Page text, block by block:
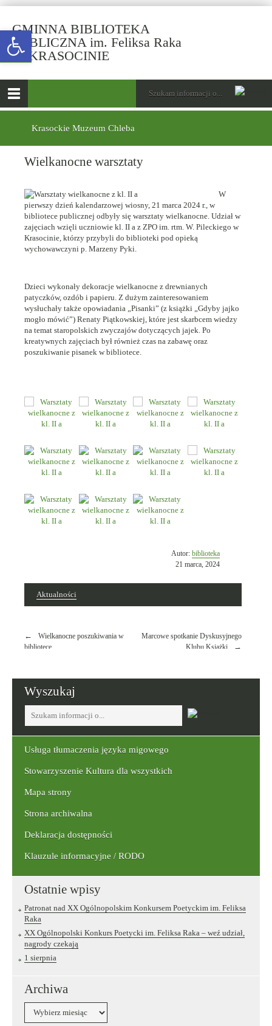
Open toolbar
GMINNA BIBLIOTEKA
PUBLICZNA im. Feliksa Raka
W KRASOCINIE-
warsztaty
górne
Otwórz
menu
wpisz
szukaną
Krasockie Muzeum Chleba
Wielkanocne warsztaty
W
pierwszy dzień kalendarzowej wiosny, 21 marca 2024 r., w
bibliotece publicznej odbyły się warsztaty wielkanocne. Udział w
zajęciach wzięli uczniowie kl. II a z ZPO im. rtm. W. Pileckiego w
Krasocinie, którzy przybyli do biblioteki pod opieką
wychowawczyni p. Marzeny Pyki.
Dzieci wykonały dekoracje wielkanocne z drewnianych
patyczków, ozdób i papieru. Z dużym zainteresowaniem
wysłuchały także opowiadania „Pisanki” (z książki „Gdyby jajko
mogło mówić”) Renaty Piątkowskiej, które jest skarbcem wiedzy
na temat staropolskich zwyczajów dotyczących jajek. Po
kreatywnych zajęciach był również czas na zabawę oraz
poszukiwanie pisanek w bibliotece.
Autor:bibliotekaOpublikowano
w
21 marca, 2024
Aktualności
Nawigacja
wpisu
Wielkanocne poszukiwania w
bibliotece
Marcowe spotkanie Dyskusyjnego
Klubu Książki
Wyszukaj
wpisz
Usługa tłumaczenia języka migowego
Stowarzyszenie Kultura dla wszystkich
Mapa strony
Strona archiwalna
Deklaracja dostępności
Klauzule informacyjne / RODO
Ostatnie wpisy
Patronat nad XX Ogólnopolskim Konkursem Poetyckim im. Feliksa
Raka
XX Ogólnopolski Konkurs Poetycki im. Feliksa Raka – weź udział,
nagrody czekają
1 sierpnia
Archiwa